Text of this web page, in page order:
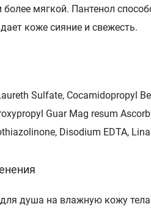
более мягкой. Пантенол
коже сияние и свежесть.
Sulfate, Cocamidopropyl
Guar Mag resum
Disodium EDTA,
душа на влажную кожу